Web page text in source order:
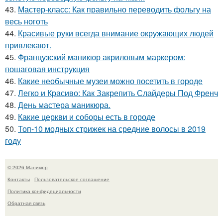
43. Мастер-класс: Как правильно переводить фольгу на
весь ноготь
44. Красивые руки всегда внимание окружающих людей
привлекают.
45. Французский маникюр акриловым маркером:
пошаговая инструкция
46. Какие необычные музеи можно посетить в городе
47. Легко и Красиво: Как Закрепить Слайдеры Под Френч
48. День мастера маникюра.
49. Какие церкви и соборы есть в городе
50. Топ-10 модных стрижек на средние волосы в 2019
году
© 2026 Маникюр
Контакты
Пользовательское соглашение
Политика конфидециальности
Обратная связь